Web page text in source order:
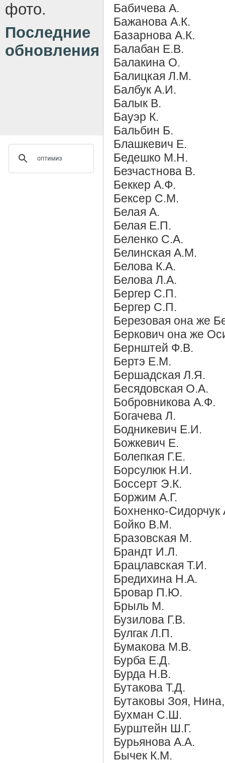
Бабичева А.
Бажанова А.К.
Базарнова А.К.
Балабан Е.В.
Балакина О.
Балицкая Л.М.
Балбук А.И.
Балык В.
Бауэр К.
Бальбин Б.
Блашкевич Е.
Бедешко М.Н.
Безчастнова В.
Беккер А.Ф.
Бексер С.М.
Белая А.
Белая Е.П.
Беленко С.А.
Белинская А.М.
Белова К.А.
Белова Л.А.
Бергер С.П.
Бергер С.П.
Березовая она же
Беркович она же
Бернштей Ф.В.
Бертэ Е.М.
Бершадская Л.Я.
Бесядовская О.А.
Бобровникова А.Ф.
Богачева Л.
Бодникевич Е.И.
Божкевич Е.
Болепкая Г.Е.
Борсулюк Н.И.
Боссерт Э.К.
Боржим А.Г.
Бохненко-Сидорчук
Бойко В.М.
Бразовская М.
Брандт И.Л.
Брацлавская Т.И.
Бредихина Н.А.
Бровар П.Ю.
Брыль М.
Бузилова Г.В.
Булгак Л.П.
Бумакова М.В.
Бурба Е.Д.
Бурда Н.В.
Бутакова Т.Д.
Бутаковы Зоя,
Бухман С.Ш.
Бурштейн Ш.Г.
Бурьянова А.А.
Бычек К.М.
фото.
Последние
обновления